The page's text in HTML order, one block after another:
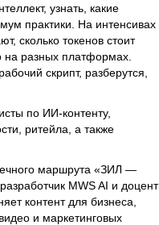
узнать, какие
практики. На интенсивах
сколько токенов стоит
на разных платформах.
скрипт, разберутся,
по ИИ-контенту,
ритейла, а также
маршрута «ЗИЛ —
MWS AI и доцент
контент для бизнеса,
и маркетинговых